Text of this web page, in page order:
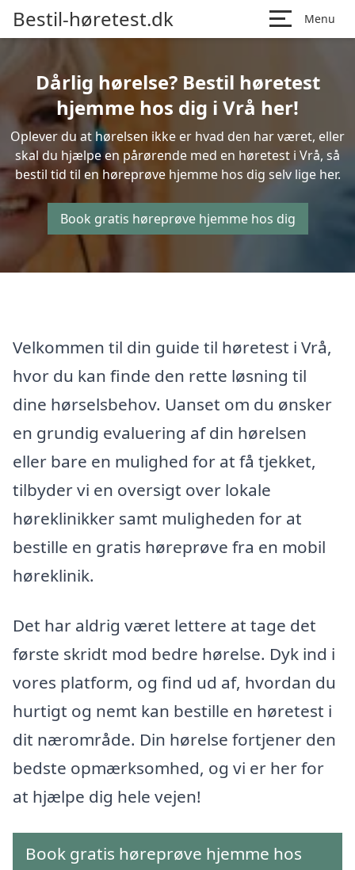
Bestil-høretest.dk Menu
Dårlig hørelse? Bestil høretest
hjemme hos dig i Vrå her!
Oplever du at hørelsen ikke er hvad den har været, eller
skal du hjælpe en pårørende med en høretest i Vrå, så
bestil tid til en høreprøve hjemme hos dig selv lige her.
Book gratis høreprøve hjemme hos dig
Velkommen til din guide til høretest i Vrå,
hvor du kan finde den rette løsning til
dine hørselsbehov. Uanset om du ønsker
en grundig evaluering af din hørelsen
eller bare en mulighed for at få tjekket,
tilbyder vi en oversigt over lokale
høreklinikker samt muligheden for at
bestille en gratis høreprøve fra en mobil
høreklinik.
Det har aldrig været lettere at tage det
første skridt mod bedre hørelse. Dyk ind i
vores platform, og find ud af, hvordan du
hurtigt og nemt kan bestille en høretest i
dit nærområde. Din hørelse fortjener den
bedste opmærksomhed, og vi er her for
at hjælpe dig hele vejen!
Book gratis høreprøve hjemme hos